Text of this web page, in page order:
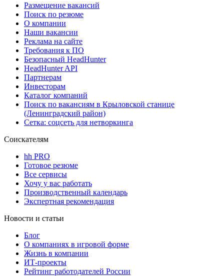
Размещение вакансий
Поиск по резюме
О компании
Наши вакансии
Реклама на сайте
Требования к ПО
Безопасный HeadHunter
HeadHunter API
Партнерам
Инвесторам
Каталог компаний
Поиск по вакансиям в Крыловской станице
(Ленинградский район)
Сетка: соцсеть для нетворкинга
Соискателям
hh PRO
Готовое резюме
Все сервисы
Хочу у вас работать
Производственный календарь
Экспертная рекомендация
Новости и статьи
Блог
О компаниях в игровой форме
Жизнь в компании
ИТ-проекты
Рейтинг работодателей России